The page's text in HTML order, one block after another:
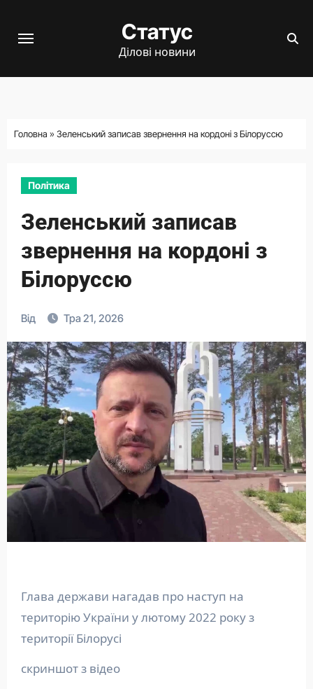
Статус
Ділові новини
Головна » Зеленський записав звернення на кордоні з Білоруссю
Політика
Зеленський записав
звернення на кордоні з
Білоруссю
Від Тра 21, 2026
Глава держави нагадав про наступ на
територію України у лютому 2022 року з
території Білорусі
скриншот з відео